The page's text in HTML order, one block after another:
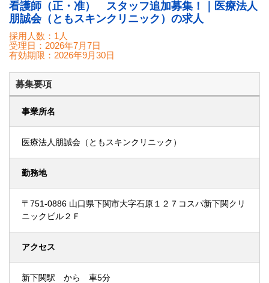
看護師（正・准） スタッフ追加募集！｜医療法人
朋誠会（ともスキンクリニック）の求人
採用人数：1人
受理日： 2026年7月7日
有効期限： 2026年9月30日
募集要項
事業所名
医療法人朋誠会（ともスキンクリニック）
勤務地
〒751-0886 山口県下関市大字石原１２７コスパ新下関クリ
ニックビル２Ｆ
アクセス
新下関駅 から 車5分